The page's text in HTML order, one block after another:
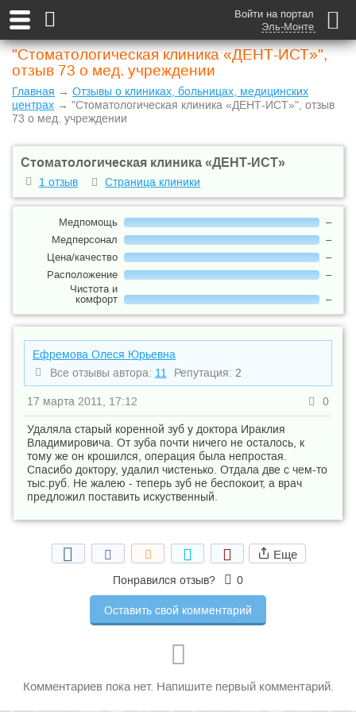
Войти на портал
Эль-Монте
"Стоматологическая клиника «ДЕНТ-ИСТ»",
отзыв 73 о мед. учреждении
Главная → Отзывы о клиниках, больницах, медицинских
центрах → "Стоматологическая клиника «ДЕНТ-ИСТ»", отзыв
73 о мед. учреждении
Стоматологическая клиника «ДЕНТ-ИСТ»
1 отзыв Страница клиники
Медпомощь
–
Медперсонал
–
Цена/качество
–
Расположение
–
Чистота и
комфорт
–
Ефремова Олеся Юрьевна
Все отзывы автора: 11 Репутация: 2
0
17 марта 2011, 17:12
Удаляла старый коренной зуб у доктора Ираклия
Владимировича. От зуба почти ничего не осталось, к
тому же он крошился, операция была непростая.
Спасибо доктору, удалил чистенько. Отдала две с чем-то
тыс.руб. Не жалею - теперь зуб не беспокоит, а врач
предложил поставить искуственный.
Еще
Понравился отзыв? 0
Оставить свой комментарий
Комментариев пока нет. Напишите первый комментарий.